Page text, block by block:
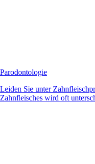
Parodontologie
Leiden Sie unter
Zahnfleisches wird oft